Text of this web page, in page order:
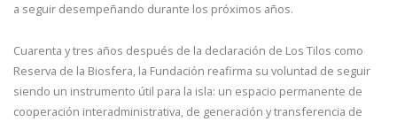
a seguir desempeñando durante los próximos años.
Cuarenta y tres años después de la declaración de Los Tilos como
Reserva de la Biosfera, la Fundación reafirma su voluntad de seguir
siendo un instrumento útil para la isla: un espacio permanente de
cooperación interadministrativa, de generación y transferencia de